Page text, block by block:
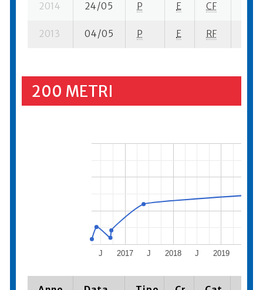
2014 24/05 P E CF
2013 04/05 P E RF
200 METRI
2017 2018 2019
J J J